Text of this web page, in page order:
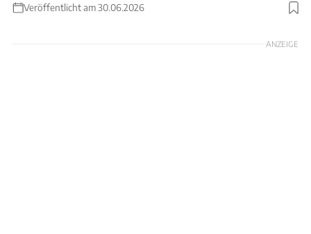
Veröffentlicht am 30.06.2026
Foto: Hans-Dieter Seufert
ANZEIGE